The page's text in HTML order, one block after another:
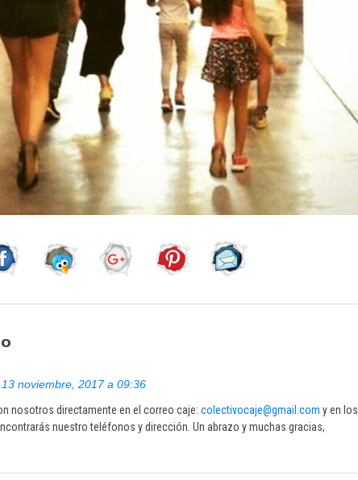
13 noviembre, 2017 a 09:36
nosotros directamente en el correo caje: colectivocaje@gmail.com y en los
nuestro teléfonos y dirección. Un abrazo y muchas gracias,